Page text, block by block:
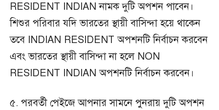
RESIDENT INDIAN নামক দুটি অপশন পাবেন।
শিশুর পরিবার যদি ভারতের স্থায়ী বাসিন্দা হয়ে থাকেন
তবে INDIAN RESIDENT অপশনটি নির্বাচন করবেন
এবং ভারতের স্থায়ী বাসিন্দা না হলে NON
RESIDENT INDIAN অপশনটি নির্বাচন করবেন।
৫. পরবর্তী পেইজে আপনার সামনে পুনরায় দুটি অপশন